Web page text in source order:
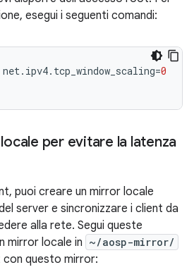
esegui i seguenti comandi:
net.ipv4.tcp_window_scaling=0
per evitare la latenza
puoi creare un mirror locale
server e sincronizzare i client da
alla rete. Segui queste
mirror locale in ~/aosp-mirror/
con questo mirror: